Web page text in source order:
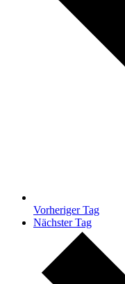
Vorheriger Tag
Nächster Tag